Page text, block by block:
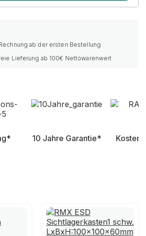
ab der ersten Bestellung
Lieferung ab 100€ Nettowarenwert
10 Jahre Garantie*